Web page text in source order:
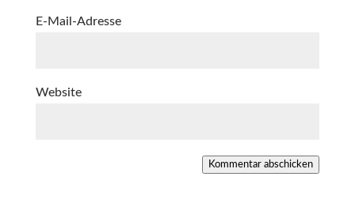
E-Mail-Adresse
Website
Kommentar abschicken